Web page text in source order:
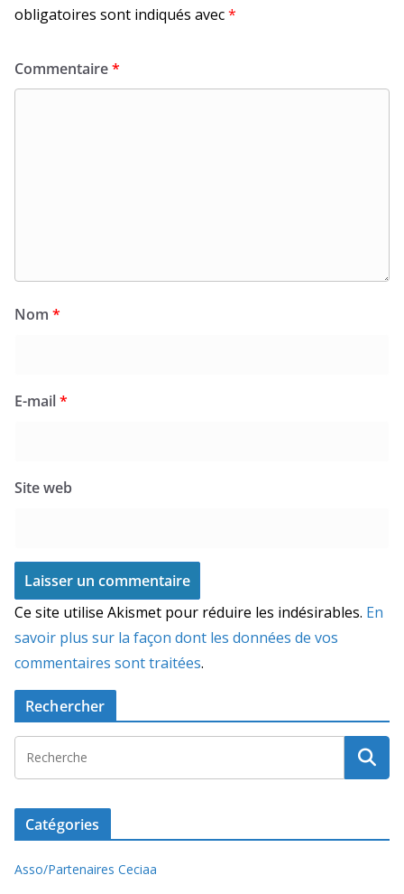
obligatoires sont indiqués avec*
Commentaire*
Nom *
E-mail*
Site web
Ce site utilise Akismet pour réduire les indésirables. En
savoir plus sur la façon dont les données de vos
commentaires sont traitées.
Rechercher
Catégories
Asso/Partenaires Ceciaa